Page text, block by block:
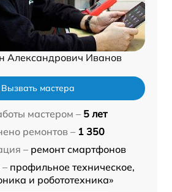
Александрович Иванов
Вызвать мастера
мастером – 5 лет
ремонтов – 1 350
– ремонт смартфонов
профильное техническое,
и робототехника»